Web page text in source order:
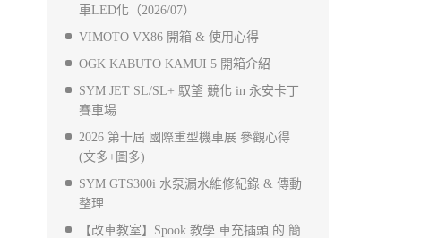
車LED化（2026/07）
VIMOTO VX86 開箱 & 使用心得
OGK KABUTO KAMUI 5 開箱介紹
SYM JET SL/SL+ 馭望 競化 in 永安卡丁
賽車場
2026 第十屆 國際重型機車展 參觀心得
(文多+圖多)
SYM GTS300i 水泵漏水維修紀錄 & 傳動
整理
【改車教室】Spook 教學 車充插頭 的 簡